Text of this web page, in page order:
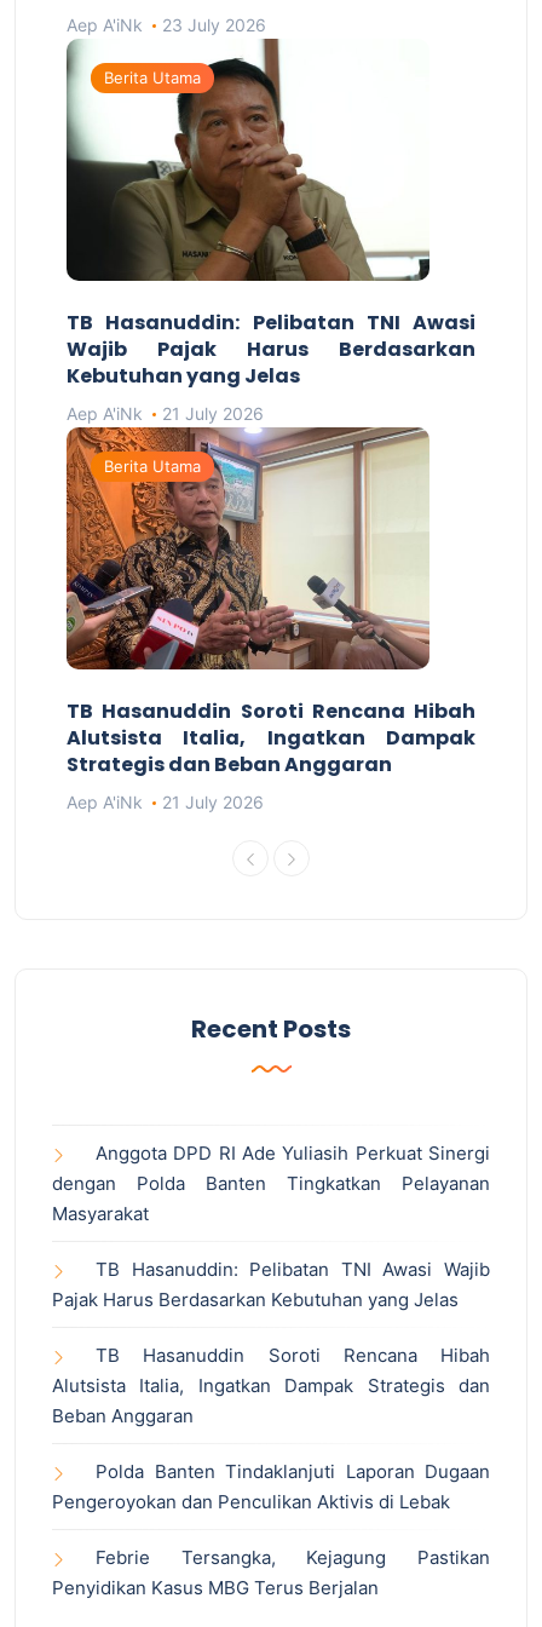
Aep A'iNk 23 July 2026
Berita Utama
TB Hasanuddin: Pelibatan TNI Awasi
Wajib Pajak Harus Berdasarkan
Kebutuhan yang Jelas
Aep A'iNk 21 July 2026
Berita Utama
TB Hasanuddin Soroti Rencana Hibah
Alutsista Italia, Ingatkan Dampak
Strategis dan Beban Anggaran
Aep A'iNk 21 July 2026
Recent Posts
Anggota DPD RI Ade Yuliasih Perkuat Sinergi
dengan Polda Banten Tingkatkan Pelayanan
Masyarakat
TB Hasanuddin: Pelibatan TNI Awasi Wajib
Pajak Harus Berdasarkan Kebutuhan yang Jelas
TB Hasanuddin Soroti Rencana Hibah
Alutsista Italia, Ingatkan Dampak Strategis dan
Beban Anggaran
Polda Banten Tindaklanjuti Laporan Dugaan
Pengeroyokan dan Penculikan Aktivis di Lebak
Febrie Tersangka, Kejagung Pastikan
Penyidikan Kasus MBG Terus Berjalan